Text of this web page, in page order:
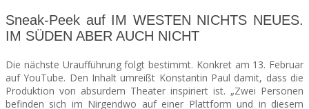
Sneak-Peek auf IM WESTEN NICHTS NEUES.
IM SÜDEN ABER AUCH NICHT
Die nächste Uraufführung folgt bestimmt. Konkret am 13. Februar
auf YouTube. Den Inhalt umreißt Konstantin Paul damit, dass die
Produktion von absurdem Theater inspiriert ist. „Zwei Personen
befinden sich im Nirgendwo auf einer Plattform und in diesem